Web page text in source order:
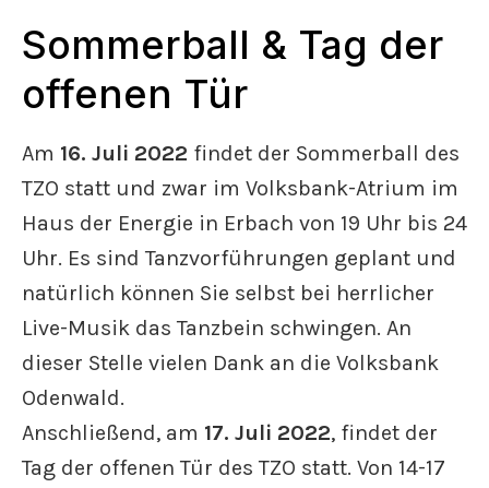
Sommerball & Tag der
offenen Tür
Am 16. Juli 2022 findet der Sommerball des
TZO statt und zwar im Volksbank-Atrium im
Haus der Energie in Erbach von 19 Uhr bis 24
Uhr. Es sind Tanzvorführungen geplant und
natürlich können Sie selbst bei herrlicher
Live-Musik das Tanzbein schwingen. An
dieser Stelle vielen Dank an die Volksbank
Odenwald.
Anschließend, am 17. Juli 2022, findet der
Tag der offenen Tür des TZO statt. Von 14-17